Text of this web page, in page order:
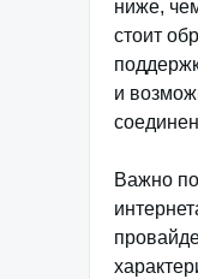
ниже,
стоит
и
Важно